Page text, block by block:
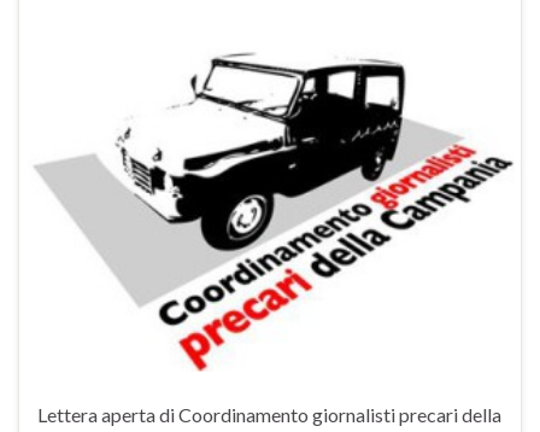
Lettera aperta di Coordinamento giornalisti precari della